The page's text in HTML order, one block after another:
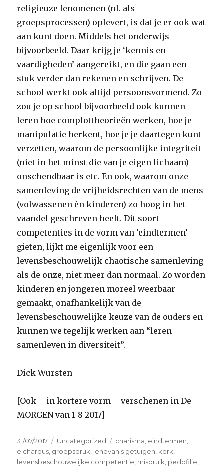
religieuze fenomenen (nl. als
groepsprocessen) oplevert, is dat je er ook wat
aan kunt doen. Middels het onderwijs
bijvoorbeeld. Daar krijg je ‘kennis en
vaardigheden’ aangereikt, en die gaan een
stuk verder dan rekenen en schrijven. De
school werkt ook altijd persoonsvormend. Zo
zou je op school bijvoorbeeld ook kunnen
leren hoe complottheorieën werken, hoe je
manipulatie herkent, hoe je je daartegen kunt
verzetten, waarom de persoonlijke integriteit
(niet in het minst die van je eigen lichaam)
onschendbaar is etc. En ook, waarom onze
samenleving de vrijheidsrechten van de mens
(volwassenen èn kinderen) zo hoog in het
vaandel geschreven heeft. Dit soort
competenties in de vorm van ‘eindtermen’
gieten, lijkt me eigenlijk voor een
levensbeschouwelijk chaotische samenleving
als de onze, niet meer dan normaal. Zo worden
kinderen en jongeren moreel weerbaar
gemaakt, onafhankelijk van de
levensbeschouwelijke keuze van de ouders en
kunnen we tegelijk werken aan “leren
samenleven in diversiteit”.
Dick Wursten
[Ook – in kortere vorm – verschenen in De
MORGEN van 1-8-2017]
Geplaatst
op
31/07/2017 Categorieën
Uncategorized Tags
charisma, eindtermen,
elchardus, groepsdruk, jehovah's getuigen, kerk,
levensbeschouwelijke competentie, misbruik, pedofilie,